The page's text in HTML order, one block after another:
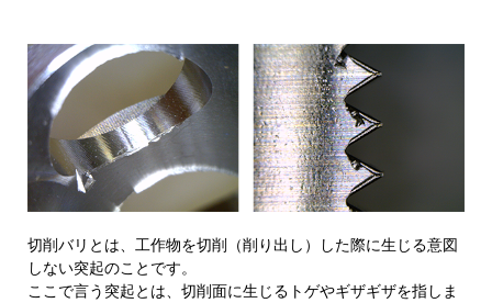
切削バリとは、工作物を切削（削り出し）した際に生じる意図
しない突起のことです。
ここで言う突起とは、切削面に生じるトゲやギザギザを指しま